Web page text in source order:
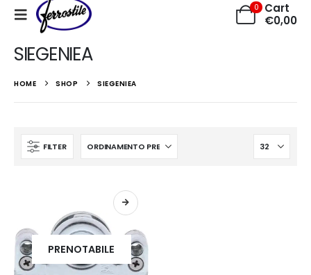
0
Cart
€0,00
SIEGENIEA
HOME SHOP SIEGENIEA
FILTER
PRENOTABILE